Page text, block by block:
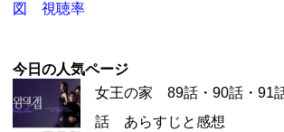
図 視聴率
今日の人気ページ
女王の家 89話・90話・91
話 あらすじと感想